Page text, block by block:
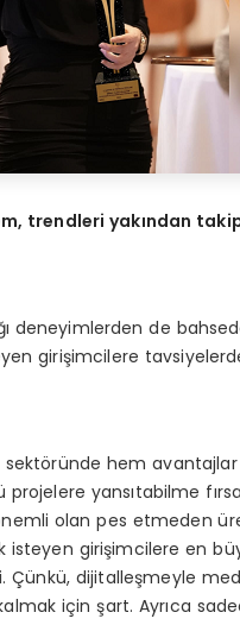
trendleri yakından
deneyimlerden de
girişimcilere
sektöründe hem
projelere yansıtabilme
olan pes etmeden
isteyen girişimcilere en
dijitalleşmeyle
için şart. Ayrıca